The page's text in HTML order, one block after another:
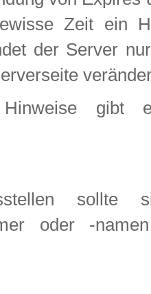
Zeit ein
der Server
Hinweise
sollte
oder -